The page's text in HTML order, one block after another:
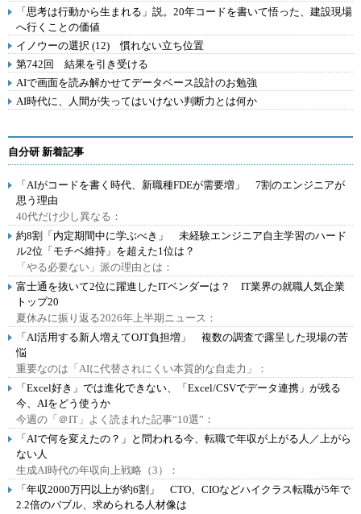
「思考は行動から生まれる」説。20年コードを書いて悟った、建設現場
へ行くことの価値
イノウーの選択 (12) 慣れない立ち位置
第742回 結果を引き受ける
AIで画面を読み解かせてデータベース設計のお勉強
AI時代に、人間が失ってはいけない判断力とは何か
自分研 新着記事
「AIがコードを書く時代、新職種FDEが需要増」 7割のエンジニアが
思う理由
40代だけ少し異なる：
約8割「内定期間中に学ぶべき」 未経験エンジニア自主学習のハード
ル2位「モチベ維持」を超えた1位は？
「やる必要ない」派の理由とは：
富士通を抜いて2位に躍進したITベンダーは？ IT業界の就職人気企業
トップ20
夏休みに振り返る2026年上半期ニュース：
「AI活用する新人増えてOJT負担増」 複数の調査で露呈した現場の苦
悩
重要なのは「AIに代替されにくい本質的な自走力」：
「Excel好き」では進化できない、「Excel/CSVでデータ連携」が残る
今、AIをどう使うか
今週の「＠IT」よく読まれた記事“10選”：
「AIで何を変えたの？」と問われる今、転職で年収が上がる人／上がら
ない人
生成AI時代の年収向上戦略（3）：
「年収2000万円以上が約6割」 CTO、CIOなどハイクラス転職が5年で
2.2倍のバブル、求められる人材像は